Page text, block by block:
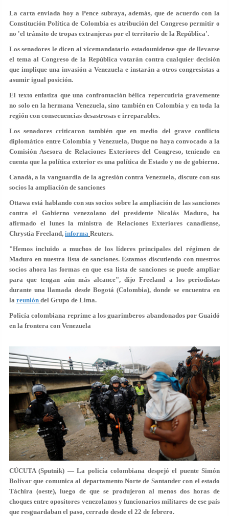
La carta enviada hoy a Pence subraya, además, que de acuerdo con la
Constitución Política de Colombia es atribución del Congreso permitir o
no 'el tránsito de tropas extranjeras por el territorio de la República'.
Los senadores le dicen al vicemandatario estadounidense que de llevarse
el tema al Congreso de la República votarán contra cualquier decisión
que implique una invasión a Venezuela e instarán a otros congresistas a
asumir igual posición.
El texto enfatiza que una confrontación bélica repercutiría gravemente
no solo en la hermana Venezuela, sino también en Colombia y en toda la
región con consecuencias desastrosas e irreparables.
Los senadores criticaron también que en medio del grave conflicto
diplomático entre Colombia y Venezuela, Duque no haya convocado a la
Comisión Asesora de Relaciones Exteriores del Congreso, teniendo en
cuenta que la política exterior es una política de Estado y no de gobierno.
Canadá, a la vanguardia de la agresión contra Venezuela, discute con sus
socios la ampliación de sanciones
Ottawa está hablando con sus socios sobre la ampliación de las sanciones
contra el Gobierno venezolano del presidente Nicolás Maduro, ha
afirmado el lunes la ministra de Relaciones Exteriores canadiense,
Chrystia Freeland, informa Reuters.
"Hemos incluido a muchos de los líderes principales del régimen de
Maduro en nuestra lista de sanciones. Estamos discutiendo con nuestros
socios ahora las formas en que esa lista de sanciones se puede ampliar
para que tengan aún más alcance", dijo Freeland a los periodistas
durante una llamada desde Bogotá (Colombia), donde se encuentra en
la reunión del Grupo de Lima.
Policía colombiana reprime a los guarimberos abandonados por Guaidó
en la frontera con Venezuela
CÚCUTA (Sputnik) — La policía colombiana despejó el puente Simón
Bolívar que comunica al departamento Norte de Santander con el estado
Táchira (oeste), luego de que se produjeron al menos dos horas de
choques entre opositores venezolanos y funcionarios militares de ese país
que resguardaban el paso, cerrado desde el 22 de febrero.